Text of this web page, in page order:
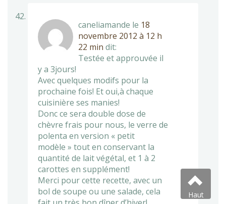
caneliamande le 18
novembre 2012 à 12 h
22 min dit:
Testée et approuvée il
y a 3jours!
Avec quelques modifs pour la
prochaine fois! Et oui,à chaque
cuisinière ses manies!
Donc ce sera double dose de
chèvre frais pour nous, le verre de
polenta en version « petit
modèle » tout en conservant la
quantité de lait végétal, et 1 à 2
carottes en supplément!
Merci pour cette recette, avec un
bol de soupe ou une salade, cela
Haut